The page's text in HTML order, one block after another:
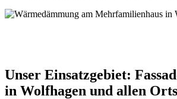
Unser Einsatzgebiet:
in Wolfhagen und allen